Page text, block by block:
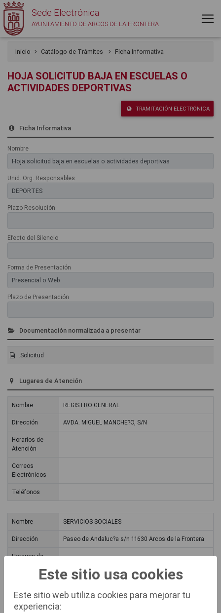
Sede Electrónica
AYUNTAMIENTO DE ARCOS DE LA FRONTERA
Inicio Catálogo de Trámites Ficha Informativa
HOJA SOLICITUD BAJA EN ESCUELAS O
ACTIVIDADES DEPORTIVAS
TRAMITACIÓN ELECTRÓNICA
Ficha Informativa
Nombre
Unid. Org. Responsables
Plazo Resolución
Efecto del Silencio
Forma de Presentación
Plazo de Presentación
Documentación normalizada a presentar
.Solicitud
Lugares de Atención
Nombre REGISTRO GENERAL
Dirección AVDA. MIGUEL MANCHE?O, S/N
Horarios de
Atención
Correos
Electrónicos
Teléfonos
Nombre SERVICIOS SOCIALES
Dirección Paseo de Andaluc?a s/n 11630 Arcos de la Frontera
Horarios de
Electrónicos
Teléfonos
Este sitio usa cookies
Este sitio web utiliza cookies para mejorar tu
experiencia: